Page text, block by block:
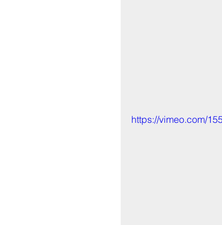
https://vimeo.com/